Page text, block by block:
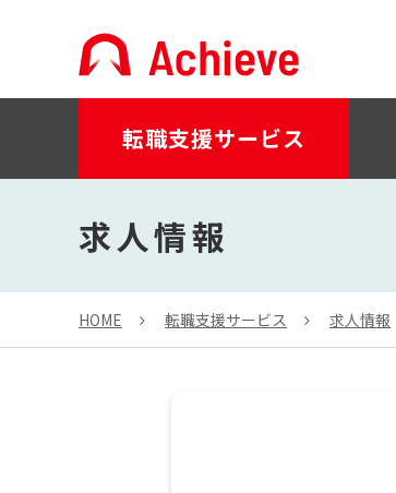
転職支援サービス
求人情報
HOME 転職支援サービス 求人情報